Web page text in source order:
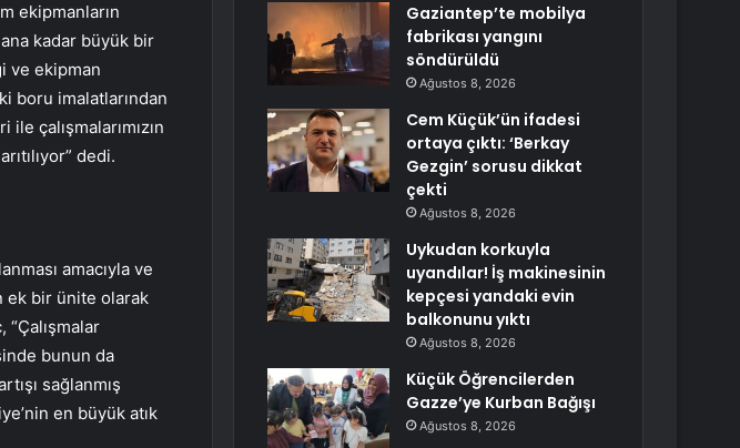
ekipmanların
ana kadar büyük bir
ve ekipman
boru imalatlarından
çalışmalarımızın
dedi.
amacıyla ve
ek bir ünite olarak
“Çalışmalar
bunun da
sağlanmış
en büyük atık
Gaziantep’te mobilya
fabrikası yangını
söndürüldü
Ağustos 8, 2026
Cem Küçük’ün ifadesi
ortaya çıktı: ‘Berkay
Gezgin’ sorusu dikkat
çekti
Ağustos 8, 2026
Uykudan korkuyla
uyandılar! İş makinesinin
kepçesi yandaki evin
balkonunu yıktı
Ağustos 8, 2026
Küçük Öğrencilerden
Gazze’ye Kurban Bağışı
Ağustos 8, 2026